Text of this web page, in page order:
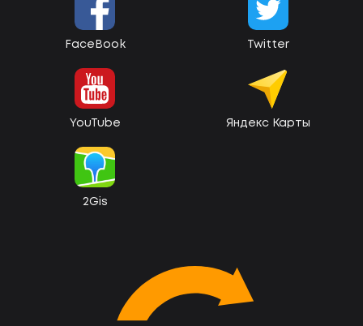
FaceBook Twitter
YouTube Яндекс Карты
2Gis